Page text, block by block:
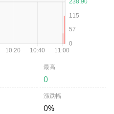
最高
0
漲跌幅
0%